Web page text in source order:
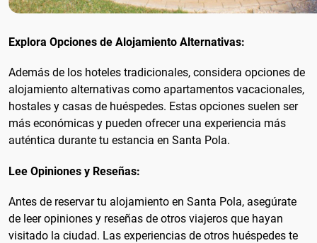
Explora Opciones de Alojamiento Alternativas:
Además de los hoteles tradicionales, considera opciones de
alojamiento alternativas como apartamentos vacacionales,
hostales y casas de huéspedes. Estas opciones suelen ser
más económicas y pueden ofrecer una experiencia más
auténtica durante tu estancia en Santa Pola.
Lee Opiniones y Reseñas:
Antes de reservar tu alojamiento en Santa Pola, asegúrate
de leer opiniones y reseñas de otros viajeros que hayan
visitado la ciudad. Las experiencias de otros huéspedes te